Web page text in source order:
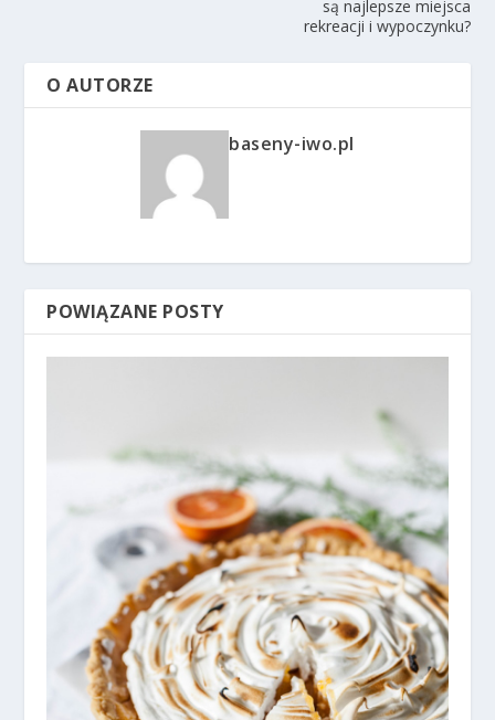
są najlepsze miejsca
rekreacji i wypoczynku?
O AUTORZE
baseny-iwo.pl
POWIĄZANE POSTY